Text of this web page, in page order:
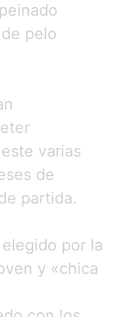
pelo
varias
de
partida.
por la
y «chica